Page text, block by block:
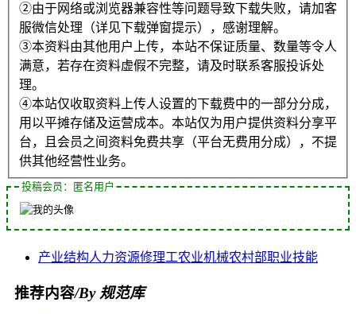
②由于网络或浏览器兼容性等问题导致下载失败，请加客
服微信处理（详见下载弹窗提示），感谢理解。
③本资料由其他用户上传，本站不保证质量、数量等令人
满意，若存在资料虚假不完整，请及时联系客服投诉处
理。
④本站仅收取资料上传人设置的下载费中的一部分分成，
用以平摊存储及运营成本。本站仅为用户提供资料分享平
台，且会员之间资料免费共享（平台无费用分成），不提
供其他经营性业务。
投稿会员：匿名用户
产业结构人力资源修理工农业机械农村部职业技能
推荐内容/By 规范库